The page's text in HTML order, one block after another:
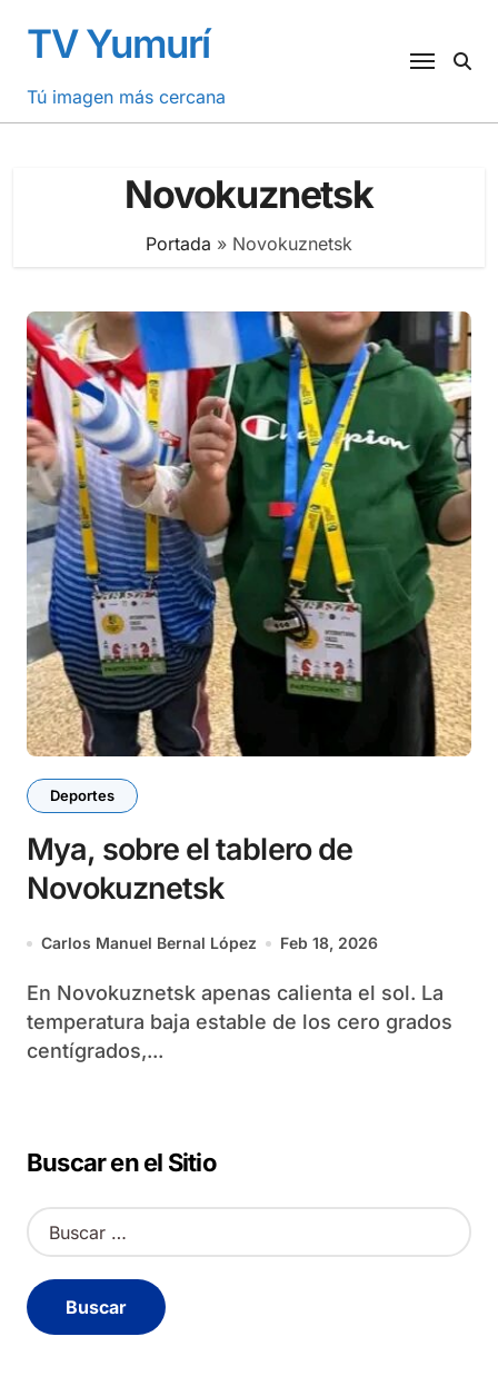
contenido
TV Yumurí
Tú imagen más cercana
Novokuznetsk
Portada » Novokuznetsk
Deportes
Mya, sobre el tablero de
Novokuznetsk
Carlos Manuel Bernal López Feb 18, 2026
En Novokuznetsk apenas calienta el sol. La
temperatura baja estable de los cero grados
centígrados,...
Buscar en el Sitio
B
u
c
a